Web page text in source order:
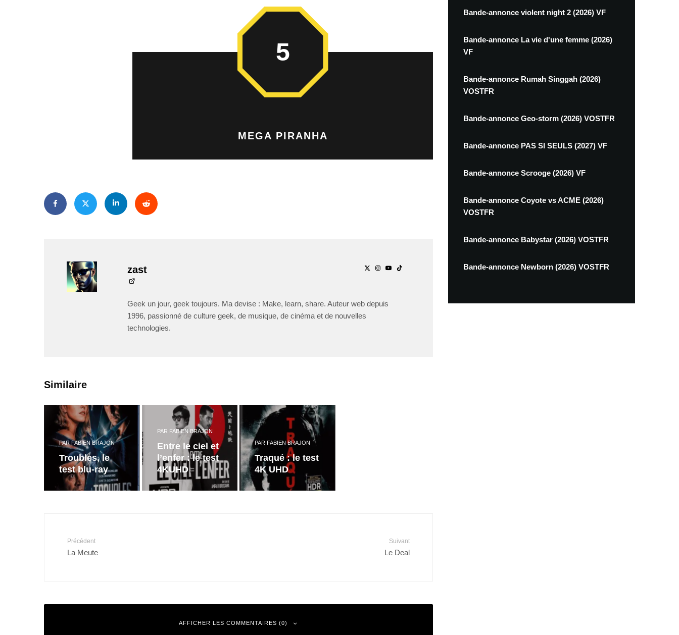
MEGA PIRANHA
5
zast
Geek un jour, geek toujours. Ma devise : Make, learn, share. Auteur web depuis
1996, passionné de culture geek, de musique, de cinéma et de nouvelles
technologies.
Similaire
PAR FABIEN BRAJON
Troubles, le
test blu-ray
PAR FABIEN BRAJON
Entre le ciel et
l’enfer : le test
4KUHD
PAR FABIEN BRAJON
Traqué : le test
4K UHD
Précédent
La Meute
Suivant
Le Deal
AFFICHER LES COMMENTAIRES (0)
Bande-annonce violent night 2 (2026) VF
Bande-annonce La vie d'une femme (2026)
VF
Bande-annonce Rumah Singgah (2026)
VOSTFR
Bande-annonce Geo-storm (2026) VOSTFR
Bande-annonce PAS SI SEULS (2027) VF
Bande-annonce Scrooge (2026) VF
Bande-annonce Coyote vs ACME (2026)
VOSTFR
Bande-annonce Babystar (2026) VOSTFR
Bande-annonce Newborn (2026) VOSTFR